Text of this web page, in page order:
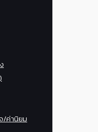
/ค่านิยม